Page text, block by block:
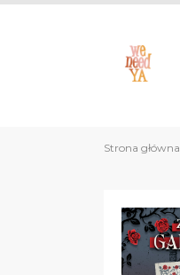
Strona główna